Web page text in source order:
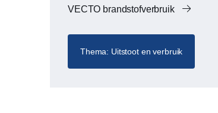
VECTO brandstofverbruik
Thema: Uitstoot en verbruik